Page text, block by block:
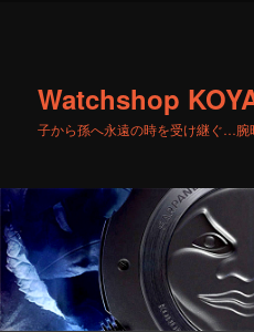
へ
移
動
Watchshop
子から孫へ永遠の時を受け継ぐ…腕